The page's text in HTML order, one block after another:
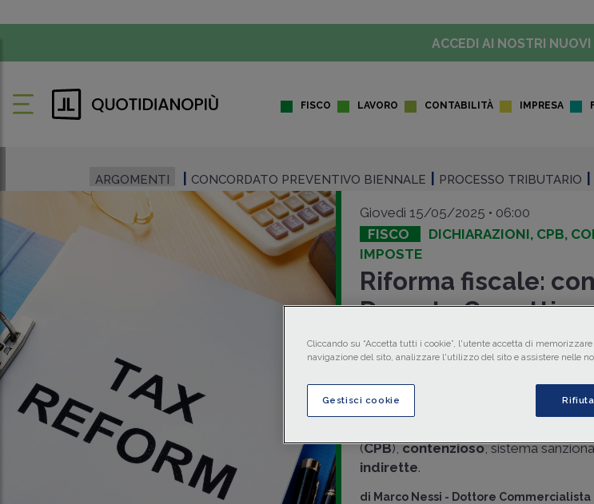
ACCEDI AI NOSTRI NUOVI
FISCO LAVORO CONTABILITÀ IMPRESA
ARGOMENTI CONCORDATO PREVENTIVO BIENNALE PROCESSO TRIBUTARIO
Giovedì 15/05/2025 • 06:00
FISCO
DICHIARAZIONI, CPB,
IMPOSTE
Riforma fiscale:
Decreto Correttivo
parlamentari
approvata in via preliminare dal CdM
(CPB),contenzioso, sistema
indirette.
di Marco Nessi - Dottore
Cliccando su “Accetta tutti i cookie”, l'utente accetta di
navigazione del sito, analizzare l'utilizzo del sito e assistere nelle
Gestisci cookie